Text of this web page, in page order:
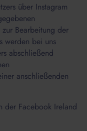
über Instagram
Bearbeitung der
werden bei uns
abschließend
anschließenden
der Facebook Ireland